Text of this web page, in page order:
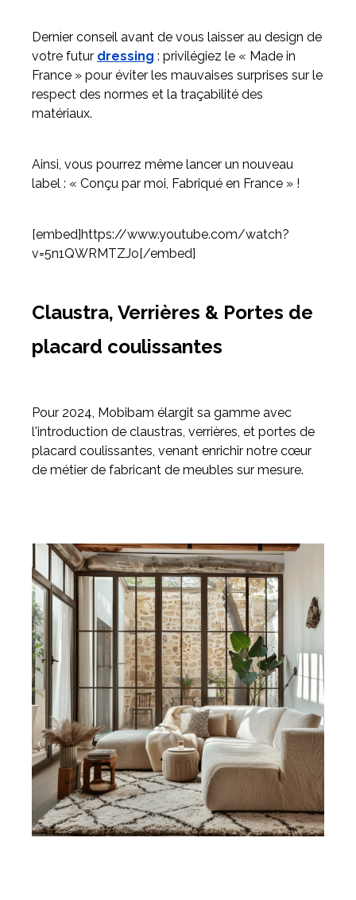
Dernier conseil avant de vous laisser au design de
votre futur dressing : privilégiez le « Made in
France » pour éviter les mauvaises surprises sur le
respect des normes et la traçabilité des
matériaux.
Ainsi, vous pourrez même lancer un nouveau
label : « Conçu par moi, Fabriqué en France » !
[embed]https://www.youtube.com/watch?
v=5n1QWRMTZJo[/embed]
Claustra, Verrières & Portes de
placard coulissantes
Pour 2024, Mobibam élargit sa gamme avec
l'introduction de claustras, verrières, et portes de
placard coulissantes, venant enrichir notre cœur
de métier de fabricant de meubles sur mesure.